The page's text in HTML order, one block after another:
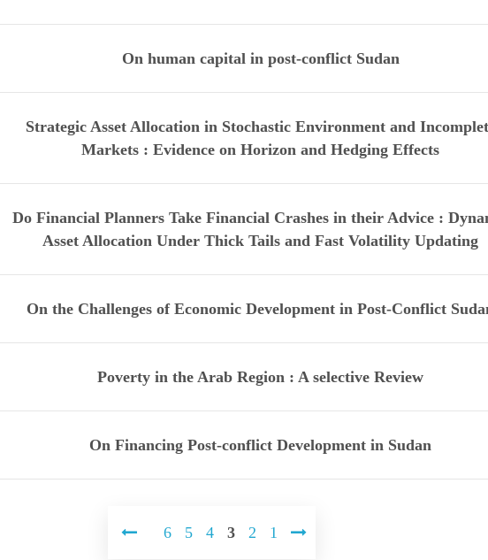
On human capital in post-conflict Sudan
Strategic Asset Allocation in Stochastic Environment and
Markets : Evidence on Horizon and Hedging Effects
Do Financial Planners Take Financial Crashes in their Advice :
Asset Allocation Under Thick Tails and Fast Volatility Updating
On the Challenges of Economic Development in Post-Conflict
Poverty in the Arab Region : A selective Review
On Financing Post-conflict Development in Sudan
1
2
3
4
5
6